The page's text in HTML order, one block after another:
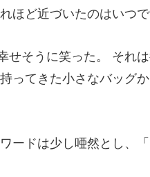
ードは少し唖然とし、